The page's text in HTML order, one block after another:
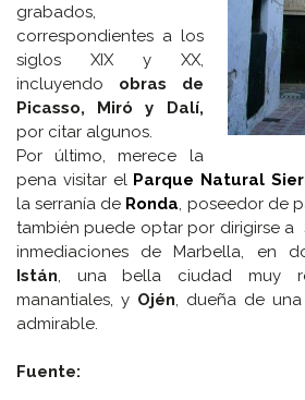
grabados,
correspondientes a los
siglos XIX y XX,
incluyendo obras de
Picasso, Miró y Dalí,
por citar algunos.
Por último, merece la
pena visitar el Parque Natural
la serranía de Ronda, poseedor de
también puede optar por dirigirse a
inmediaciones de Marbella, en
Istán, una bella ciudad muy
manantiales, y Ojén, dueña de
admirable.
Fuente: